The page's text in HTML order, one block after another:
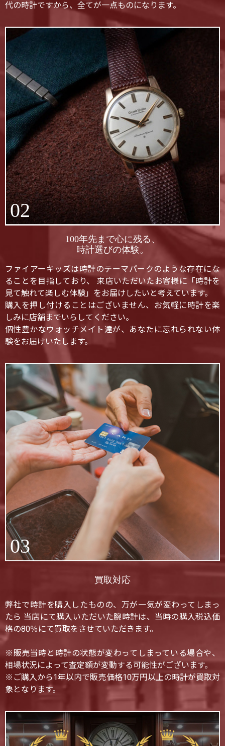
代の時計ですから、全てが一点ものになります。
02
100年先まで心に残る、
時計選びの体験。
ファイアーキッズは時計のテーマパークのような存在にな
ることを目指しており、 来店いただいたお客様に「時計を
見て触れて楽しむ体験」をお届けしたいと考えています。
購入を押し付けることはございません、お気軽に時計を楽
しみに店舗までいらしてください。
個性豊かなウォッチメイト達が、あなたに忘れられない体
験をお届けいたします。
03
買取対応
弊社で時計を購入したものの、万が一気が変わってしまっ
たら 当店にて購入いただいた腕時計は、当時の購入税込価
格の80％にて買取をさせていただきます。
※販売当時と時計の状態が変わってしまっている場合や、
相場状況によって査定額が変動する可能性がございます。
※ご購入から1年以内で販売価格10万円以上の時計が買取対
象となります。